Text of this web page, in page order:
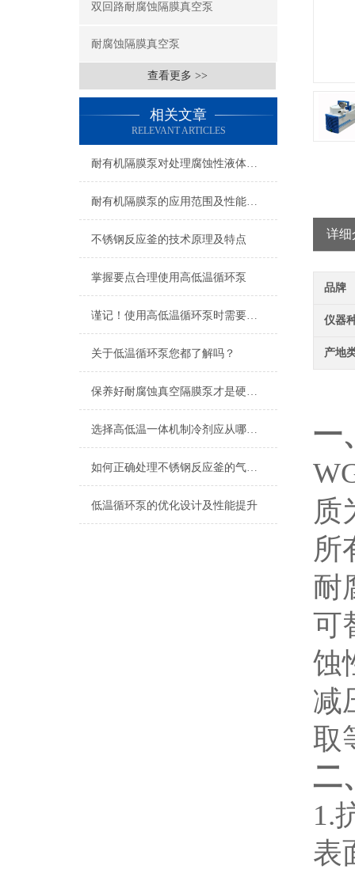
双回路耐腐蚀隔膜真空泵
耐腐蚀隔膜真空泵
查看更多 >>
相关文章
RELEVANT ARTICLES
耐有机隔膜泵对处理腐蚀性液体的能力
耐有机隔膜泵的应用范围及性能特点
不锈钢反应釜的技术原理及特点
掌握要点合理使用高低温循环泵
谨记！使用高低温循环泵时需要注意这些
关于低温循环泵您都了解吗？
保养好耐腐蚀真空隔膜泵才是硬道理！
选择高低温一体机制冷剂应从哪几方面考虑？
如何正确处理不锈钢反应釜的气液分散问题?
低温循环泵的优化设计及性能提升
详细
品牌
仪器
产地
一
质
所
耐
可
蚀
减
取
二
1.
表